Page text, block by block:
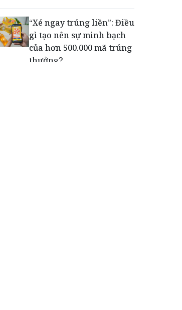
“Xé ngay trúng liền”: Điều
gì tạo nên sự minh bạch
của hơn 500.000 mã trúng
thưởng?